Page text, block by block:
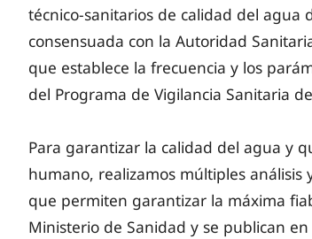
técnico-sanitarios de calidad del agua
consensuada con la Autoridad
que establece la frecuencia y los
del Programa de Vigilancia Sanitaria
Para garantizar la calidad del agua y
humano, realizamos múltiples
que permiten garantizar la máxima
Ministerio de Sanidad y se publican en